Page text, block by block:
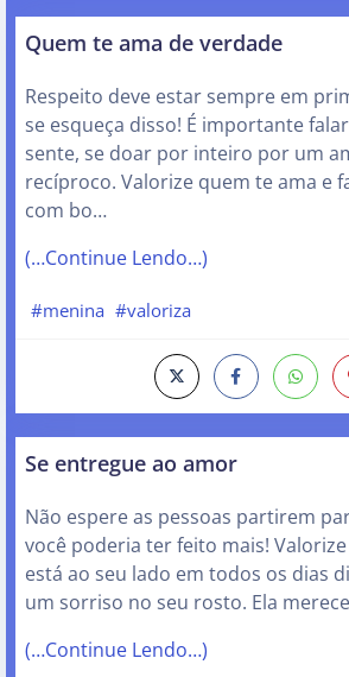
Quem te ama de verdade
Respeito deve estar sempre em
se esqueça disso! É importante
sente, se doar por inteiro por um
recíproco. Valorize quem te ama e
com bo…
(…Continue Lendo…)
#menina #valoriza
Se entregue ao amor
Não espere as pessoas partirem
você poderia ter feito mais!
está ao seu lado em todos os dias
um sorriso no seu rosto. Ela
(…Continue Lendo…)